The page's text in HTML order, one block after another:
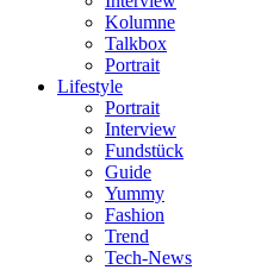
Kolumne
Talkbox
Portrait
Lifestyle
Portrait
Interview
Fundstück
Guide
Yummy
Fashion
Trend
Tech-News